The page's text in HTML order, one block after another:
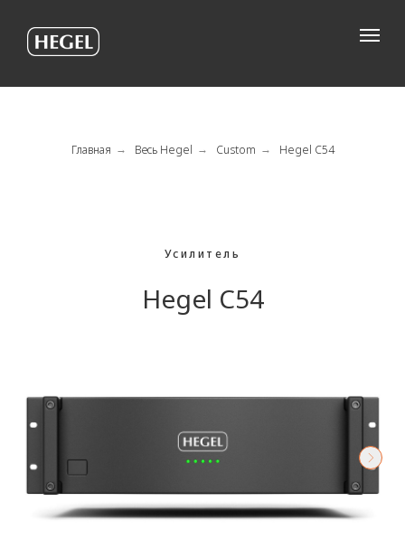
Главная → Весь Hegel → Custom → Hegel C54
Усилитель
Hegel С54